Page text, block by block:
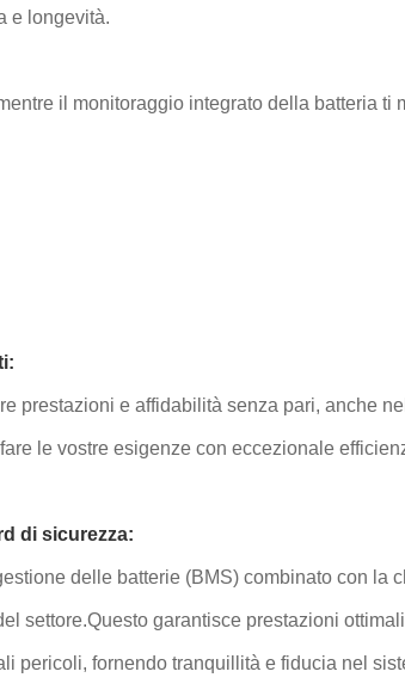
e longevità.
il monitoraggio integrato della batteria ti
prestazioni e affidabilità senza pari, anche
le vostre esigenze con eccezionale
di sicurezza:
delle batterie (BMS) combinato con la
settore.Questo garantisce prestazioni
pericoli, fornendo tranquillità e fiducia nel